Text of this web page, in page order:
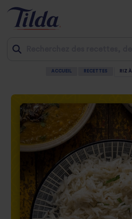
content
ACCUEIL RECETTES RIZ